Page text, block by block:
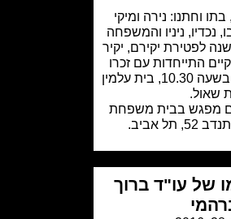
נירה ומיקי
ניניו והמשפחה
יקירם, יקיר
עם זכרו
ביום ו' ה- 27.04.18, בשעה 10.30, בית עלמין
מפגש בבית משפחת
ברוך